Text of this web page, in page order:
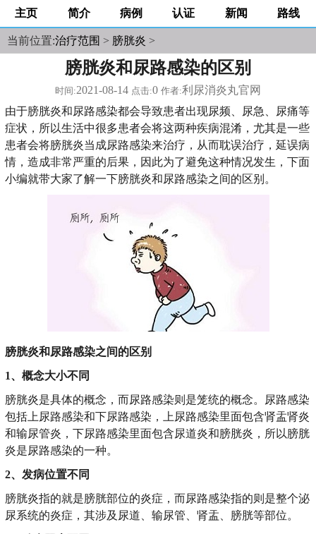
主页 简介 病例 认证 新闻 路线
当前位置:治疗范围 > 膀胱炎 >
膀胱炎和尿路感染的区别
时间:2021-08-14 点击:0 作者:利尿消炎丸官网
由于膀胱炎和尿路感染都会导致患者出现尿频、尿急、尿痛等
症状，所以生活中很多患者会将这两种疾病混淆，尤其是一些
患者会将膀胱炎当成尿路感染来治疗，从而耽误治疗，延误病
情，造成非常严重的后果，因此为了避免这种情况发生，下面
小编就带大家了解一下膀胱炎和尿路感染之间的区别。
膀胱炎和尿路感染之间的区别
1、概念大小不同
膀胱炎是具体的概念，而尿路感染则是笼统的概念。尿路感染
包括上尿路感染和下尿路感染，上尿路感染里面包含肾盂肾炎
和输尿管炎，下尿路感染里面包含尿道炎和膀胱炎，所以膀胱
炎是尿路感染的一种。
2、发病位置不同
膀胱炎指的就是膀胱部位的炎症，而尿路感染指的则是整个泌
尿系统的炎症，其涉及尿道、输尿管、肾盂、膀胱等部位。